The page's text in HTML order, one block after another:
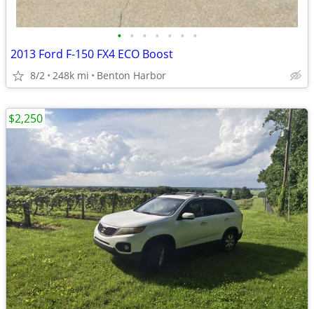
• • • • • • •
2013 Ford F-150 FX4 ECO Boost
8/2 248k mi Benton Harbor
$2,250